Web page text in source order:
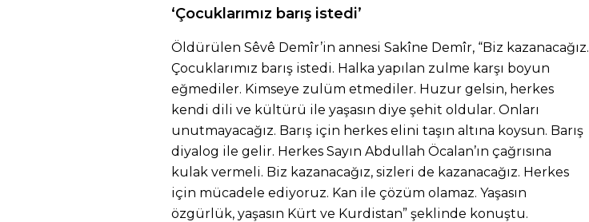
‘Çocuklarımız barış istedi’
Öldürülen Sêvê Demîr’in annesi Sakîne Demîr, “Biz kazanacağız.
Çocuklarımız barış istedi. Halka yapılan zulme karşı boyun
eğmediler. Kimseye zulüm etmediler. Huzur gelsin, herkes
kendi dili ve kültürü ile yaşasın diye şehit oldular. Onları
unutmayacağız. Barış için herkes elini taşın altına koysun. Barış
diyalog ile gelir. Herkes Sayın Abdullah Öcalan’ın çağrısına
kulak vermeli. Biz kazanacağız, sizleri de kazanacağız. Herkes
için mücadele ediyoruz. Kan ile çözüm olamaz. Yaşasın
özgürlük, yaşasın Kürt ve Kurdistan” şeklinde konuştu.